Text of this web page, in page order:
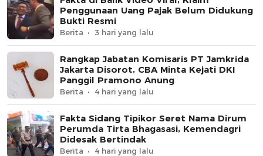
Penggunaan Uang Pajak Belum Didukung
Bukti Resmi
Berita 3 hari yang lalu
Rangkap Jabatan Komisaris PT Jamkrida
Jakarta Disorot, CBA Minta Kejati DKI
Panggil Pramono Anung
Berita 4 hari yang lalu
Fakta Sidang Tipikor Seret Nama Dirum
Perumda Tirta Bhagasasi, Kemendagri
Didesak Bertindak
Berita 4 hari yang lalu